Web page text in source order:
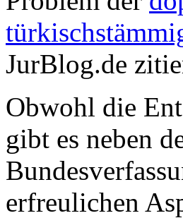
JurBlog.de
Obwohl die
gibt es neben
erfreulichen